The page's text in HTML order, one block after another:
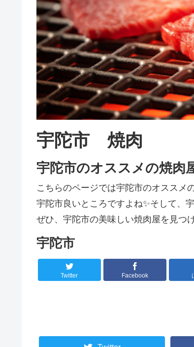
宇陀市 焼肉
宇陀市のオススメの焼肉
こちらのページでは宇陀市のオススメ
宇陀市良いところですよね✨そして、
ぜひ、宇陀市の美味しい焼肉屋を見つ
宇陀市
Twitter Facebook